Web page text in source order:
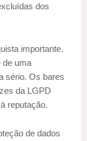
dos
importante.
de uma
sério. Os bares
da LGPD
reputação.
de dados